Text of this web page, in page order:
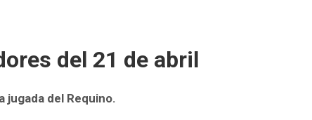
del 21 de abril
jugada del Requino.